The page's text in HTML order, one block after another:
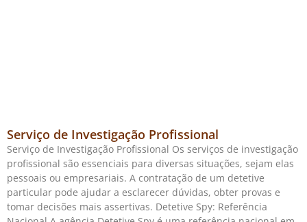
Serviço de Investigação Profissional
Serviço de Investigação Profissional Os serviços de investigação
profissional são essenciais para diversas situações, sejam elas
pessoais ou empresariais. A contratação de um detetive
particular pode ajudar a esclarecer dúvidas, obter provas e
tomar decisões mais assertivas. Detetive Spy: Referência